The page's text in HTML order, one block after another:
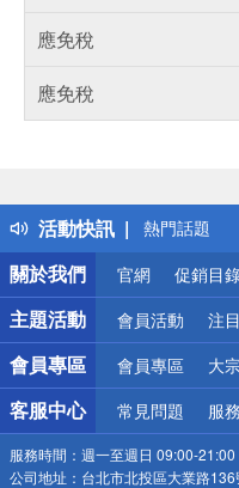
應免稅
應免稅
活動快訊
得獎公告
熱門話題
銀行優惠
偏遠地區配
詐騙網頁！
關於我們
官網 促銷目
主題活動 會員活動 注
會員專區 會員專區 大
客服中心 常見問題 服
服務時間： 週一至週日 09:00-
公司地址： 台北市北投區大業路